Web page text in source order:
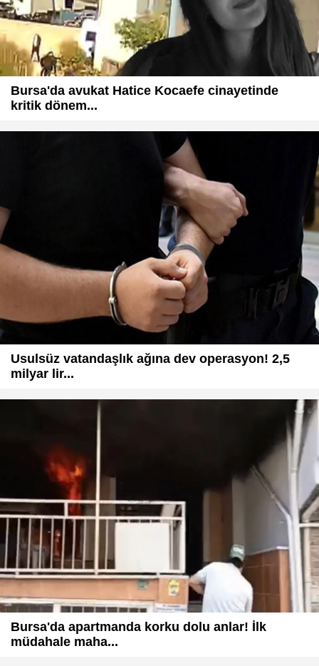
Bursa'da avukat Hatice Kocaefe cinayetinde
kritik dönem...
Usulsüz vatandaşlık ağına dev operasyon! 2,5
milyar lir...
Bursa'da apartmanda korku dolu anlar! İlk
müdahale maha...